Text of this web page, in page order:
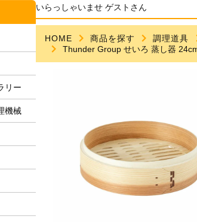
リー
機械
いらっしゃいませ ゲストさん
HOME 商品を探す 調理道具
Thunder Group せいろ 蒸し器